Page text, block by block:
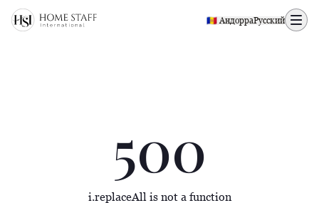
500 page
🇦🇩 АндорраРусский
500
i.replaceAll is not a function